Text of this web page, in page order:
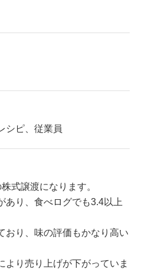
シピ、従業員
式譲渡になります。
あり、食べログでも3.4以上
おり、味の評価もかなり高い
より売り上げが下がっていま